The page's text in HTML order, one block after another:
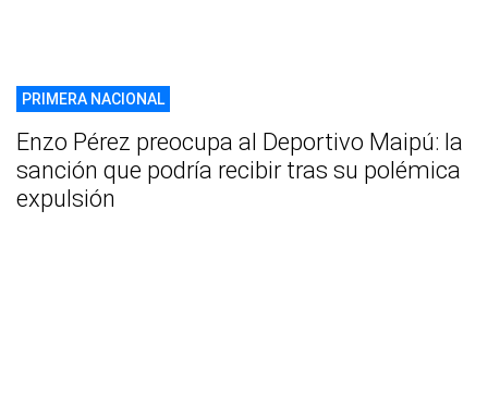
PRIMERA NACIONAL
Enzo Pérez preocupa al Deportivo Maipú: la
sanción que podría recibir tras su polémica
expulsión